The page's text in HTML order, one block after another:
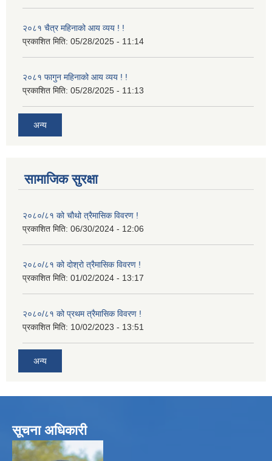
२०८१ चैत्र महिनाको आय व्यय ! !
प्रकाशित मिति: 05/28/2025 - 11:14
२०८१ फागुन महिनाको आय व्यय ! !
प्रकाशित मिति: 05/28/2025 - 11:13
अन्य
सामाजिक सुरक्षा
२०८०/८१ को चौथो त्रैमासिक विवरण !
प्रकाशित मिति: 06/30/2024 - 12:06
२०८०/८१ को दोश्रो त्रैमासिक विवरण !
प्रकाशित मिति: 01/02/2024 - 13:17
२०८०/८१ को प्रथम त्रैमासिक विवरण !
प्रकाशित मिति: 10/02/2023 - 13:51
अन्य
सूचना अधिकारी